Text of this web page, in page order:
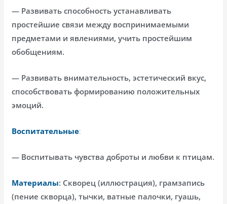
— Развивать способность устанавливать
простейшие связи между воспринимаемыми
предметами и явлениями, учить простейшим
обобщениям.
— Развивать внимательность, эстетический вкус,
способствовать формированию положительных
эмоций.
Воспитательные:
— Воспитывать чувства доброты и любви к птицам.
Материалы: Скворец (иллюстрация), грамзапись
(пение скворца), тычки, ватные палочки, гуашь,